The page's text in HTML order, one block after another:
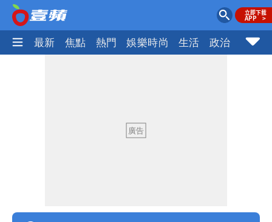
最新 焦點 熱門 娛樂時尚 生活 政治 社會